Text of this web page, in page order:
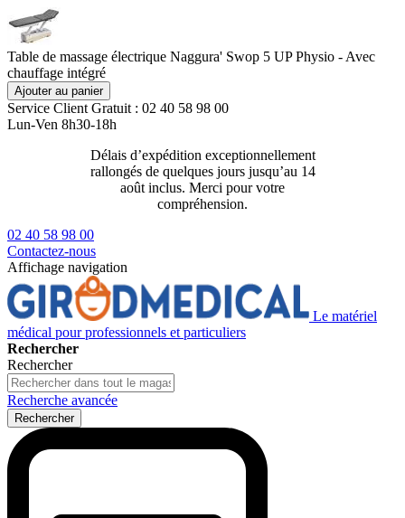
Table de massage électrique Naggura' Swop 5 UP Physio - Avec
chauffage intégré
Ajouter au panier
Service Client Gratuit : 02 40 58 98 00
Lun-Ven 8h30-18h
Délais d’expédition exceptionnellement
rallongés de quelques jours jusqu’au 14
août inclus. Merci pour votre
compréhension.
02 40 58 98 00
Contactez-nous
Affichage navigation
Le matériel
médical pour professionnels et particuliers
Rechercher
Rechercher
Recherche avancée
Rechercher